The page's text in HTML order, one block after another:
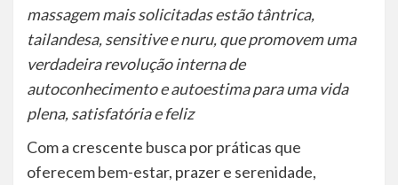
massagem mais solicitadas estão tântrica,
tailandesa, sensitive e nuru, que promovem uma
verdadeira revolução interna de
autoconhecimento e autoestima para uma vida
plena, satisfatória e feliz
Com a crescente busca por práticas que
oferecem bem-estar, prazer e serenidade,